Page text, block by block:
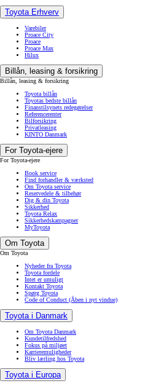
Toyota Erhverv
Varebiler
Proace City
Proace
Proace Max
Hilux
Billån, leasing & forsikring
Billån, leasing & forsikring
Toyota billån
Toyotas bedste billån
Finanstilsynets redegørelser
Referencerenter
Bilforsikring
Privatleasing
KINTO Danmark
For Toyota-ejere
For Toyota-ejere
Book service
Find forhandler & værksted
Om Toyota service
Reservedele & tilbehør
Dig & din Toyota
Sikkerhed
Toyota Relax
Sikkerhedskampagner
MyToyota
Om Toyota
Om Toyota
Nyheder fra Toyota
Toyota fordele
Intet er umuligt
Kontakt Toyota
Spørg Toyota
Code of Conduct (Åben i nyt vindue)
Toyota i Danmark
Om Toyota Danmark
Kundetilfredshed
Fokus på miljøet
Karrieremuligheder
Bliv lærling hos Toyota
Toyota i Europa